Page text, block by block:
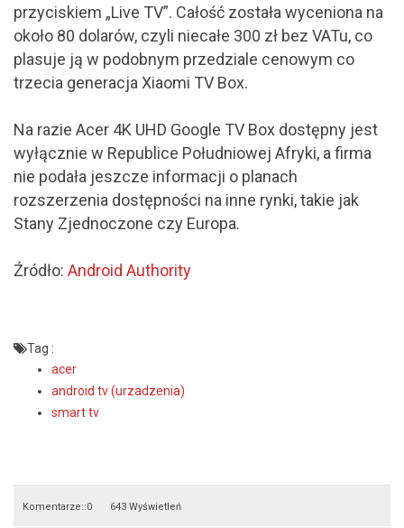
przyciskiem „Live TV”. Całość została wyceniona na
około 80 dolarów, czyli niecałe 300 zł bez VATu, co
plasuje ją w podobnym przedziale cenowym co
trzecia generacja Xiaomi TV Box.
Na razie Acer 4K UHD Google TV Box dostępny jest
wyłącznie w Republice Południowej Afryki, a firma
nie podała jeszcze informacji o planach
rozszerzenia dostępności na inne rynki, takie jak
Stany Zjednoczone czy Europa.
Źródło: Android Authority
Tag :
acer
android tv (urzadzenia)
smart tv
Komentarze::0 643 Wyświetleń